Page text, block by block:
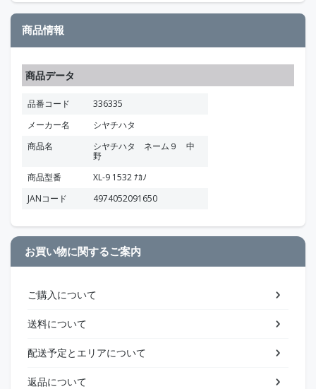
商品情報
商品データ
品番コード
336335
メーカー名
シヤチハタ
商品名
シヤチハタ ネーム９ 中
野
商品型番
XL-9 1532 ﾅｶﾉ
JANコード
4974052091650
お買い物に関するご案内
ご購入について
送料について
配送予定とエリアについて
返品について